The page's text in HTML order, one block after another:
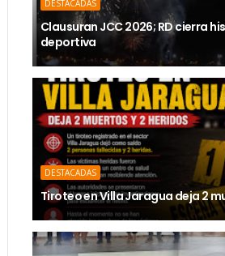
DESTACADAS
Clausuran JCC 2026; RD cierra
deportiva
DESTACADAS
Tiroteo en Villa Jaragua deja 2